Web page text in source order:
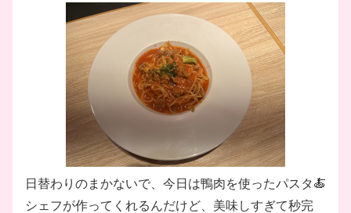
日替わりのまかないで、今日は鴨肉を使ったパスタ🍝
シェフが作ってくれるんだけど、美味しすぎて秒完